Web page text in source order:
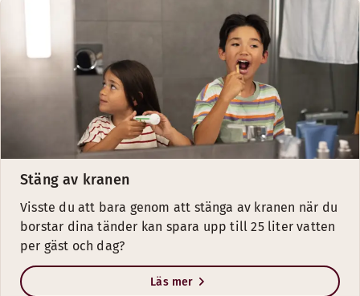
Stäng av kranen
Visste du att bara genom att stänga av kranen när du
borstar dina tänder kan spara upp till 25 liter vatten
per gäst och dag?
Läs mer